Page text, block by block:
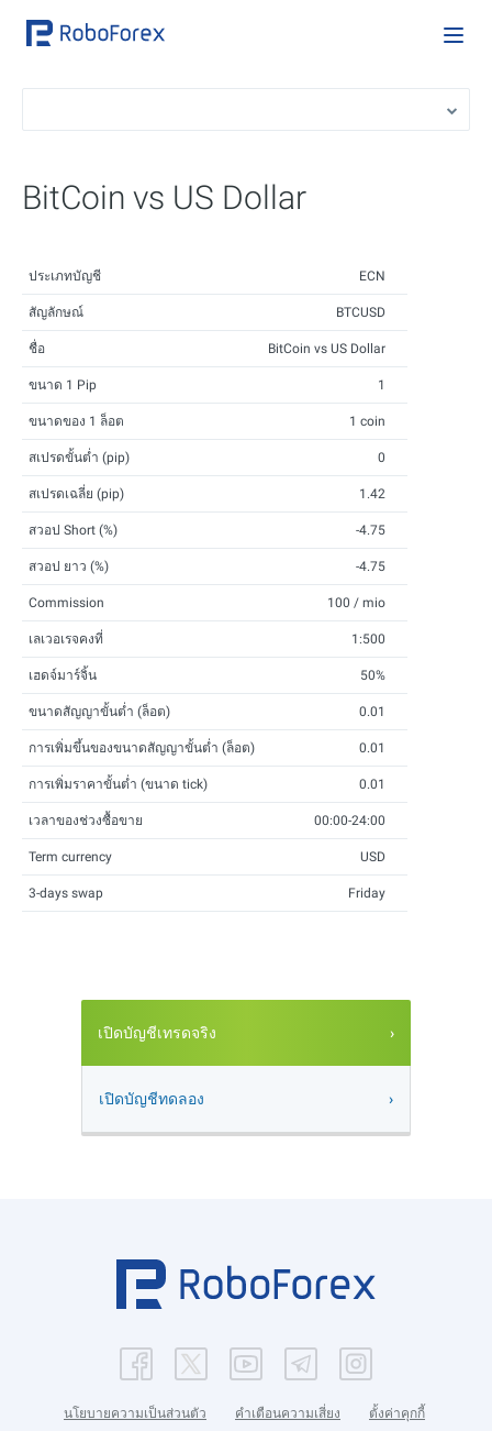
BitCoin vs US Dollar
ประเภทบัญชี ECN
สัญลักษณ์ BTCUSD
ชื่อ BitCoin vs US Dollar
ขนาด 1 Pip 1
ขนาดของ 1 ล็อต 1 coin
สเปรดขั้นต่ำ (pip) 0
สเปรดเฉลี่ย (pip) 1.42
สวอป Short (%) -4.75
สวอป ยาว (%) -4.75
Commission 100 / mio
เลเวอเรจคงที่ 1:500
เฮดจ์มาร์จิ้น 50%
ขนาดสัญญาขั้นต่ำ (ล็อต) 0.01
การเพิ่มขึ้นของขนาดสัญญาขั้นต่ำ (ล็อต) 0.01
การเพิ่มราคาขั้นต่ำ (ขนาด tick) 0.01
เวลาของช่วงซื้อขาย 00:00-24:00
Term currency USD
3-days swap Friday
เปิดบัญชีเทรดจริง
เปิดบัญชีทดลอง
นโยบายความเป็นส่วนตัว คำเตือนความเสี่ยง ตั้งค่าคุกกี้